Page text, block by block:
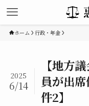
ホーム 行政・年金
【地方
員が出
件2】
2025
6/14